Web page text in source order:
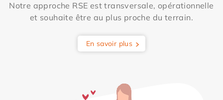
Notre approche RSE est transversale, opérationnelle
et souhaite être au plus proche du terrain.
En savoir plus